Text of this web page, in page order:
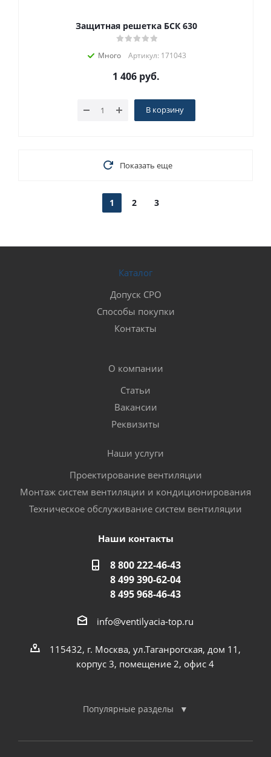
Защитная решетка БСК 630
Много Артикул: 171043
1 406 руб.
В корзину
Показать еще
1 2 3
Каталог
Допуск СРО
Способы покупки
Контакты
О компании
Статьи
Вакансии
Реквизиты
Наши услуги
Проектирование вентиляции
Монтаж систем вентиляции и кондиционирования
Техническое обслуживание систем вентиляции
Наши контакты
8 800 222-46-43
8 499 390-62-04
8 495 968-46-43
info@ventilyacia-top.ru
115432, г. Москва, ул.Таганрогская, дом 11,
корпус 3, помещение 2, офис 4
Популярные разделы